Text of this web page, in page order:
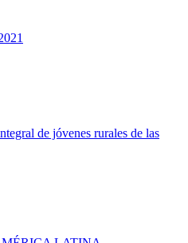
de jóvenes rurales de las